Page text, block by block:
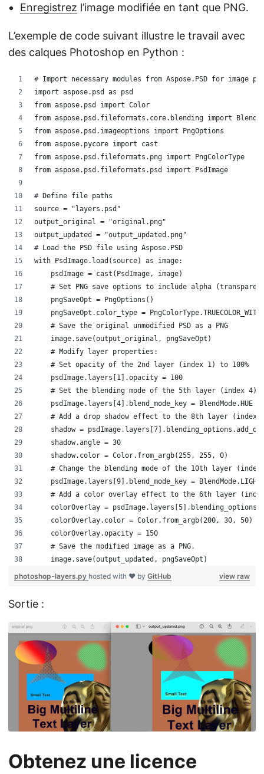
Enregistrez l’image modifiée en tant que PNG.
L’exemple de code suivant illustre le travail avec
des calques Photoshop en Python :
# Import necessary modules from Aspose.PSD for image
import aspose.psd as psd
from aspose.psd import Color
from aspose.psd.fileformats.core.blending import
from aspose.psd.imageoptions import PngOptions
from aspose.pycore import cast
from aspose.psd.fileformats.png import PngColorType
from aspose.psd.fileformats.psd import PsdImage
# Define file paths
source = "layers.psd"
output_original = "original.png"
output_updated = "output_updated.png"
# Load the PSD file using Aspose.PSD
with PsdImage.load(source) as image:
    psdImage = cast(PsdImage, image)
# Set PNG save options to include alpha
    pngSaveOpt = PngOptions()
pngSaveOpt.color_type =
    # Save the original unmodified PSD as a PNG
    image.save(output_original, pngSaveOpt)
    # Modify layer properties:
    # Set opacity of the 2nd layer (index 1) to 100%
    psdImage.layers[1].opacity = 100
# Set the blending mode of the 5th layer (index 4)
    psdImage.layers[4].blend_mode_key = BlendMode.HUE
# Add a drop shadow effect to the 8th layer (index
shadow =
    shadow.angle = 30
    shadow.color = Color.from_argb(255, 255, 0)
# Change the blending mode of the 10th layer (index
psdImage.layers[9].blend_mode_key =
# Add a color overlay effect to the 6th layer
colorOverlay =
    colorOverlay.color = Color.from_argb(200, 30, 50)
    colorOverlay.opacity = 150
    # Save the modified image as a PNG.
    image.save(output_updated, pngSaveOpt)
view raw
photoshop-layers.py hosted with ❤ by GitHub
Sortie :
Obtenez une licence